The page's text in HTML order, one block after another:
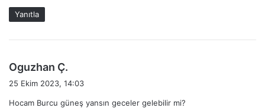
Yanıtla
Oguzhan Ç.
i
25 Ekim 2023, 14:03
Hocam Burcu güneş yansın geceler gelebilir mi?